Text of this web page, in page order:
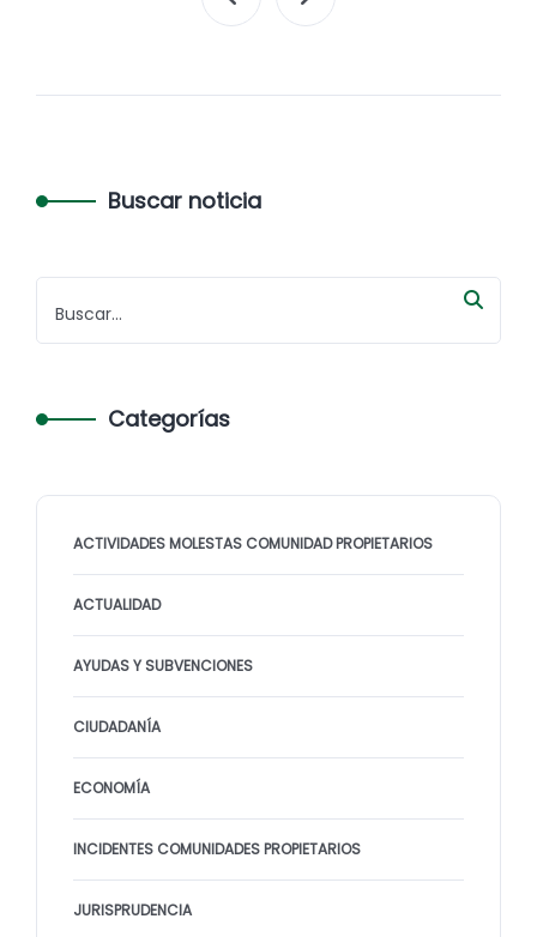
Buscar noticia
Categorías
ACTIVIDADES MOLESTAS COMUNIDAD PROPIETARIOS
ACTUALIDAD
AYUDAS Y SUBVENCIONES
CIUDADANÍA
ECONOMÍA
INCIDENTES COMUNIDADES PROPIETARIOS
JURISPRUDENCIA